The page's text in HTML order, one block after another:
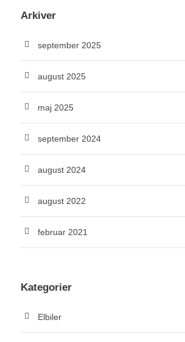
Arkiver
september 2025
august 2025
maj 2025
september 2024
august 2024
august 2022
februar 2021
Kategorier
Elbiler